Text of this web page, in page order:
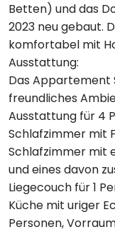
Betten) und das
2023 neu gebaut.
komfortabel mit
Ausstattung:
Das Appartement
freundliches
Ausstattung für 4
Schlafzimmer mit
Schlafzimmer mit
und eines davon
Liegecouch für 1
Küche mit uriger
Personen,